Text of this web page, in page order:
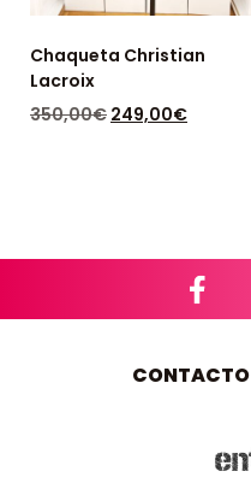
Chaqueta Christian
Lacroix
350,00€ 249,00€
CONTACTO